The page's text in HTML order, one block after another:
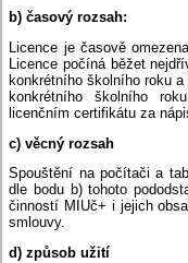
b) časový rozsah:
Licence je časově
Licence počíná běžet
konkrétního školního roku
konkrétního školního
licenčním certifikátu za
c) věcný rozsah
Spouštění na počítači a
dle bodu b) tohoto
činností MIUč+ i jejich
smlouvy.
d) způsob užití